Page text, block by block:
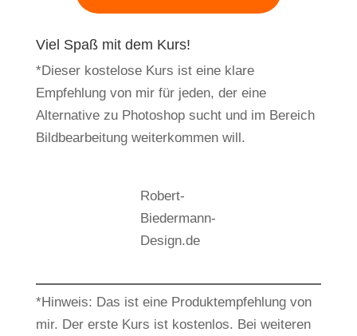
Viel Spaß mit dem Kurs!
*Dieser kostelose Kurs ist eine klare
Empfehlung von mir für jeden, der eine
Alternative zu Photoshop sucht und im Bereich
Bildbearbeitung weiterkommen will.
Robert-
Biedermann-
Design.de
*Hinweis: Das ist eine Produktempfehlung von
mir. Der erste Kurs ist kostenlos. Bei weiteren